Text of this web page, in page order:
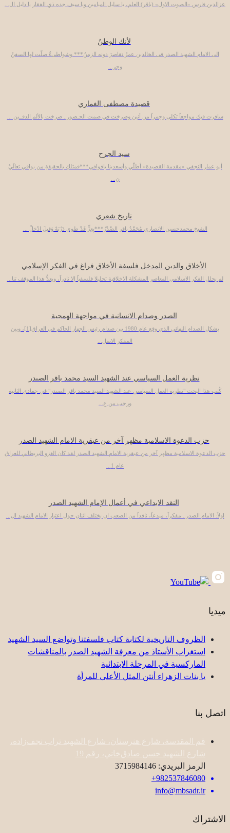
عزالدين فارس «الصوت الاول» (باقر) العلم، يا سليل الميامين ويا سيف جده ذي الفقار يا دليل ال...
لأنك الوطنُ
الى الامام الشهيد الصدر فى الخالدين عمرٌ تقاصرَ دونه الزمنُ*** وشواطىءٌ صلّت لها السفنُ
وجر...
قصيدة مصطفى الغماري
سافرت فيك مواجعاً ثكلى وجمراً من أنين وصرخت في صمت الحـضور.. صرخت بالألم الدفــين ...
سيد الجرح
أبو عمار النجفي «مقدمة القصيدة» أطلّي وأسعدينا ياقوافي***فمثلكِ بالحقيقةِ من يوافي تعالَيْ
ن...
تاريخ شعري
الشيخ محمدحسين الانصاري مُحَمَّدُ باقر الصَّدْرُ***بِعِزٍّ قَدْ طوى دَرْبَهْ وَقيلَ ادْخلْ ...
الأخلاق والدين المدخل فلسفة الأخلاق فراغ في الفكر الإسلامي
لم يحلل الفكر الاسلامي المعاصر المشكلة الاخلاقية تحليلا فلسفياً إلا نادراً، ويعدُّ هذا الموقف تنا...
الصدر وصدام الانسانية في مواجهة الهمجية
يشكل الصدام النهائي الذي وقع عام 1980 بين صدام رئيس الجهاز الحاكم في العراق[1]، وبين
المفكر الاسل...
نظرية العمل السياسي عند الشهيد السيد محمد باقر الصىدر
كُتب هذا البحث "نظرية العمل السياسي عند الشهيد السيد محمد باقر الصىدر" في جمادى الثانية
ورجب من ع...
حزب الدعوة الاسلامية مظهر آخر من عبقرية الامام الشهيد الصدر
حزب الدعوة الاسلامية مظهر آخر من عبقرية الامام الشهيد الصدر لقد كان الغزو البريطاني للعراق
عام 1...
النقد الابداعي في أعمال الإمام الشهيد الصدر
اولاً: الامام الصدر.. مفكراً، مبدعاً، ناقداً من الصعب ان يختلف اثنان حول اعتبار الامام الشهيد ال...
ميديا
الظروف التاريخية لكتابة كتاب فلسفتنا وتواضع السيد الشهيد
استغراب الأستاذ من معرفة الشهيد الصدر بالمناقشات
الماركسية في المرحلة الابتدائية
یا بنات الزهراء أنتن المثل الأعلى للمرأة
اتصل بنا
قم المقدسة، شارع هنرستان، شارع الشهيد تراب نجف‌زاده،
شارع الشهيد حسن صادق‌خاني، رقم 19
الرمز البريدي: 3715984146
982537846080+
info@mbsadr.ir
الاشتراك